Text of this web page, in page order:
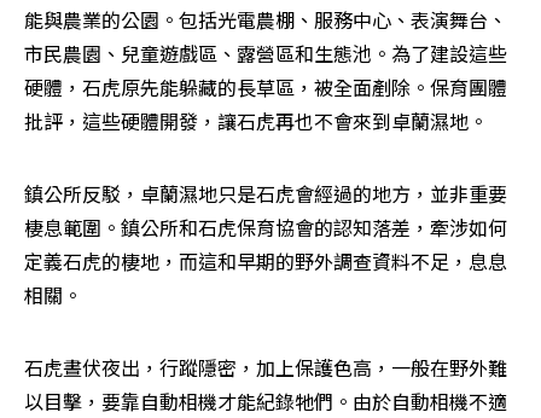
能與農業的公園。包括光電農棚、服務中心、表演舞台、
市民農園、兒童遊戲區、露營區和生態池。為了建設這些
硬體，石虎原先能躲藏的長草區，被全面剷除。保育團體
批評，這些硬體開發，讓石虎再也不會來到卓蘭濕地。
鎮公所反駁，卓蘭濕地只是石虎會經過的地方，並非重要
棲息範圍。鎮公所和石虎保育協會的認知落差，牽涉如何
定義石虎的棲地，而這和早期的野外調查資料不足，息息
相關。
石虎晝伏夜出，行蹤隱密，加上保護色高，一般在野外難
以目擊，要靠自動相機才能紀錄牠們。由於自動相機不適